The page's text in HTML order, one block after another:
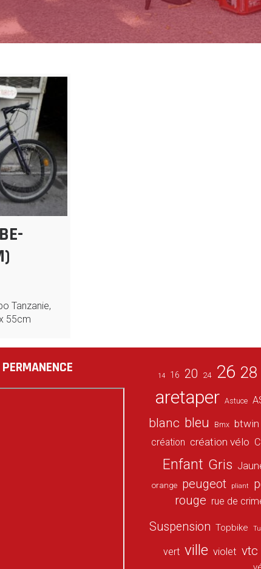
Tanzanie,
55cm
14 16 20 24 26 28
aretaper Astuce
blanc bleu Bmx btwin
création création vélo
Enfant Gris
orange peugeot pliant
rouge rue de
Suspension Topbike
vert ville violet vtc